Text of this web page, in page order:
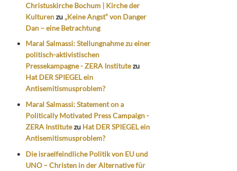
Christuskirche Bochum | Kirche der
Kulturenzu „Keine Angst“ von Danger
Dan – eine Betrachtung
Maral Salmassi: Stellungnahme zu einer
politisch-aktivistischen
Pressekampagne - ZERA Institutezu
Hat DER SPIEGEL ein
Antisemitismusproblem?
Maral Salmassi: Statement on a
Politically Motivated Press Campaign -
ZERA Institutezu Hat DER SPIEGEL ein
Antisemitismusproblem?
Die israelfeindliche Politik von EU und
UNO – Christen in der Alternative für